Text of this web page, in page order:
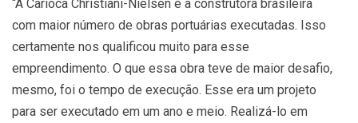
“A Carioca Christiani-Nielsen é a construtora brasileira
com maior número de obras portuárias executadas. Isso
certamente nos qualificou muito para esse
empreendimento. O que essa obra teve de maior desafio,
mesmo, foi o tempo de execução. Esse era um projeto
para ser executado em um ano e meio. Realizá-lo em